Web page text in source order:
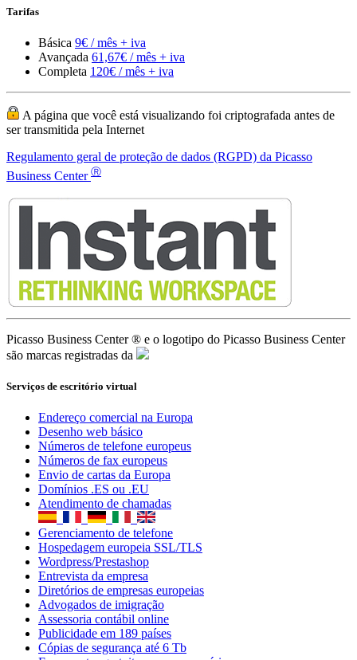
A página que você está visualizando foi criptografada antes de
Regulamento geral de proteção de dados (RGPD) da Picasso
Business CenterⓇ
Picasso Business Center ® e o logotipo do Picasso Business Center
são marcas registradas da
Serviços de escritório virtual
Desenho web básico
Números de telefone europeus
Números de fax europeus
Envio de cartas da Europa
Domínios .ES ou .EU
Atendimento de chamadas
Hospedagem europeia SSL/TLS
Wordpress/Prestashop
Diretórios de empresas europeias
Assessoria contábil online
Publicidade em 189 países
Cópias de segurança até 6 Tb
Ferramentas gratuitas para empresários
© 2021 - Picasso Business Center